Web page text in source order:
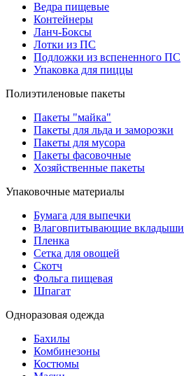
Ведра пищевые
Контейнеры
Ланч-Боксы
Лотки из ПС
Подложки из вспененного ПС
Упаковка для пиццы
Полиэтиленовые пакеты
Пакеты "майка"
Пакеты для льда и заморозки
Пакеты для мусора
Пакеты фасовочные
Хозяйственные пакеты
Упаковочные материалы
Бумага для выпечки
Влаговпитывающие вкладыши
Пленка
Сетка для овощей
Скотч
Фольга пищевая
Шпагат
Одноразовая одежда
Бахилы
Комбинезоны
Костюмы